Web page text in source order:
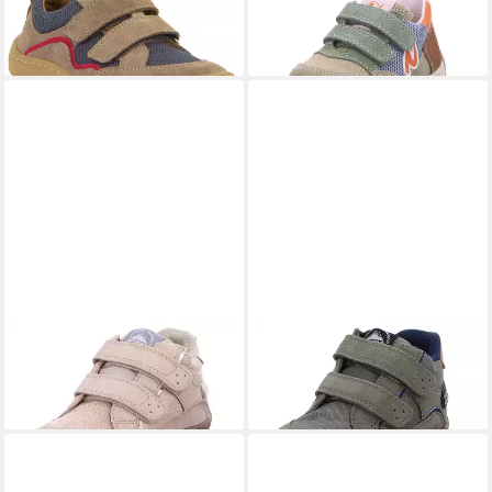
Base Beige Sneaker
78,59 €
Klettschuh
89,95 €
NATURINOBarefoot Kesy
High Klettschuh
99,90 €
NATURINOBarefoot Kesy
High Klettschuh
98,90 €